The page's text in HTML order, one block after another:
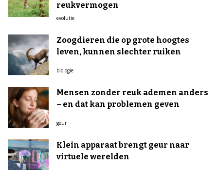
reukvermogen
evolutie
Zoogdieren die op grote hoogtes
leven, kunnen slechter ruiken
biologie
Mensen zonder reuk ademen anders
– en dat kan problemen geven
geur
Klein apparaat brengt geur naar
virtuele werelden